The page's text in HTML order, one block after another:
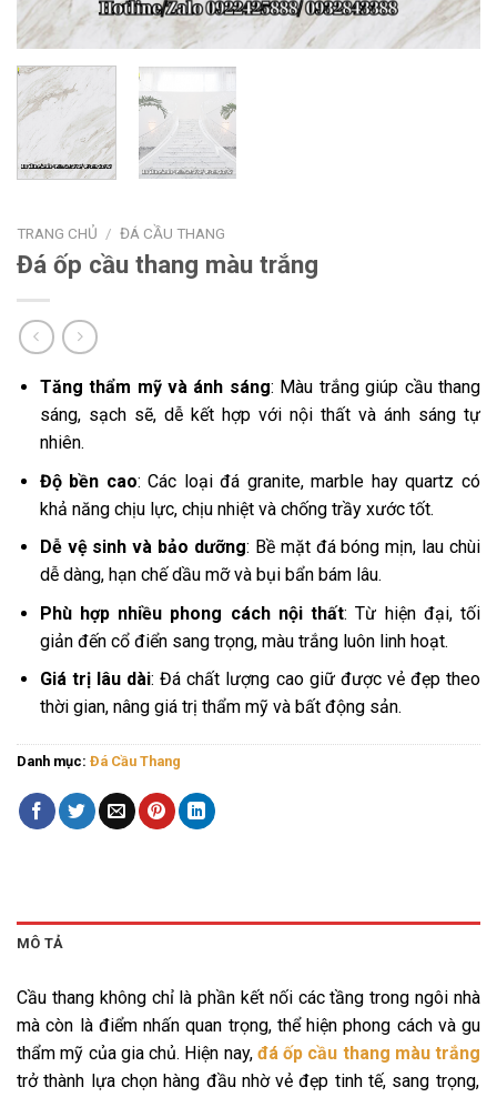
TRANG CHỦ / ĐÁ CẦU THANG
Đá ốp cầu thang màu trắng
Tăng thẩm mỹ và ánh sáng: Màu trắng giúp cầu thang
sáng, sạch sẽ, dễ kết hợp với nội thất và ánh sáng tự
nhiên.
Độ bền cao: Các loại đá granite, marble hay quartz có
khả năng chịu lực, chịu nhiệt và chống trầy xước tốt.
Dễ vệ sinh và bảo dưỡng: Bề mặt đá bóng mịn, lau chùi
dễ dàng, hạn chế dầu mỡ và bụi bẩn bám lâu.
Phù hợp nhiều phong cách nội thất: Từ hiện đại, tối
giản đến cổ điển sang trọng, màu trắng luôn linh hoạt.
Giá trị lâu dài: Đá chất lượng cao giữ được vẻ đẹp theo
thời gian, nâng giá trị thẩm mỹ và bất động sản.
Danh mục: Đá Cầu Thang
MÔ TẢ
Cầu thang không chỉ là phần kết nối các tầng trong ngôi nhà
mà còn là điểm nhấn quan trọng, thể hiện phong cách và gu
thẩm mỹ của gia chủ. Hiện nay, đá ốp cầu thang màu trắng
trở thành lựa chọn hàng đầu nhờ vẻ đẹp tinh tế, sang trọng,